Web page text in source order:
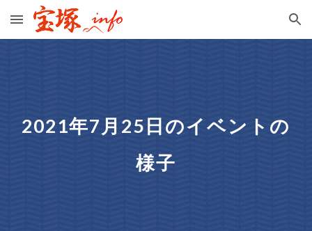
Skip to main content Skip to navigation
2021年7月25日のイベントの
様子